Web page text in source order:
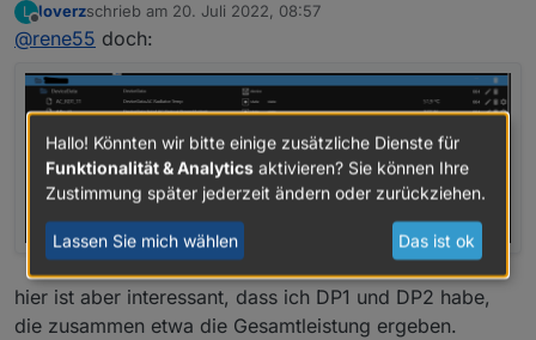
L
Offline
loverzschrieb am 20. Juli 2022, 08:57
zuletzt editiert von
@rene55 doch:
hier ist aber interessant, dass ich DP1 und DP2 habe,
die zusammen etwa die Gesamtleistung ergeben.
Hallo! Könnten wir bitte einige zusätzliche Dienste für
Funktionalität & Analytics aktivieren? Sie können Ihre
Zustimmung später jederzeit ändern oder zurückziehen.
Lassen Sie mich wählen Das ist ok